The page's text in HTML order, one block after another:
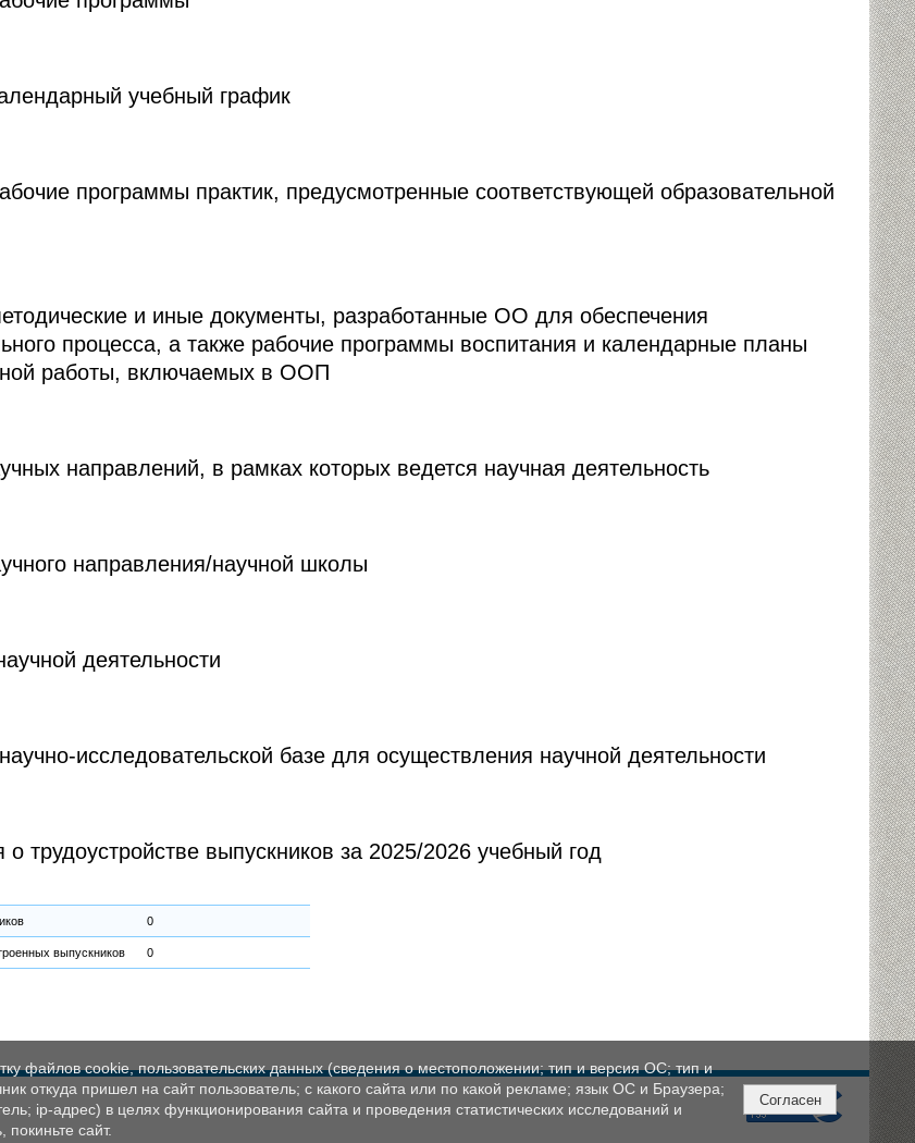
учебный график
программы практик, предусмотренные соответствующей образовательной
и иные документы, разработанные ОО для обеспечения
процесса, а также рабочие программы воспитания и календарные планы
работы, включаемых в ООП
направлений, в рамках которых ведется научная деятельность
направления/научной школы
деятельности
исследовательской базе для осуществления научной деятельности
трудоустройстве выпускников за 2025/2026 учебный год
0
выпускников 0
файлов cookie, пользовательских данных (сведения о местоположении; тип и версия ОС; тип и
откуда пришел на сайт пользователь; с какого сайта или по какой рекламе; язык ОС и Браузера;
ip-адрес) в целях функционирования сайта и проведения статистических исследований и
сайт.
Согласен